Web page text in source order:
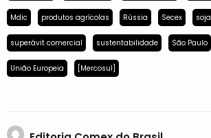
Mdic produtos agrícolas Rússia Secex soja
superávit comercial sustentabilidade São Paulo
União Europeia [Mercosul]